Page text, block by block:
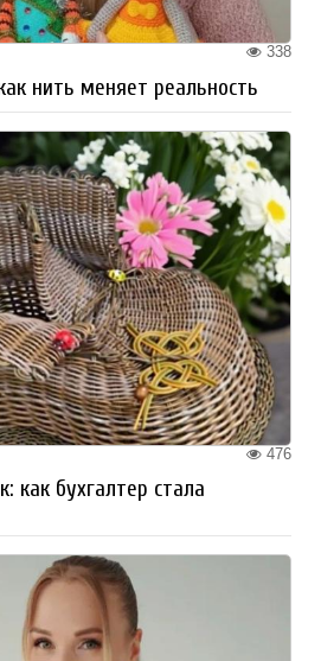
338
нить меняет реальность
476
как бухгалтер стала